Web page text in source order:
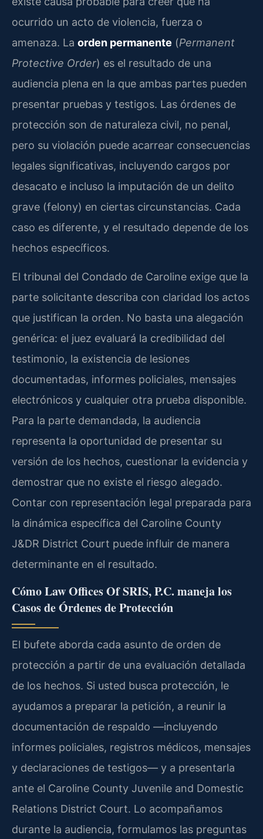
ocurrido un acto de violencia, fuerza o
amenaza. La orden permanente (Permanent
Protective Order) es el resultado de una
audiencia plena en la que ambas partes pueden
presentar pruebas y testigos. Las órdenes de
protección son de naturaleza civil, no penal,
pero su violación puede acarrear consecuencias
legales significativas, incluyendo cargos por
desacato e incluso la imputación de un delito
grave (felony) en ciertas circunstancias. Cada
caso es diferente, y el resultado depende de los
hechos específicos.
El tribunal del Condado de Caroline exige que la
parte solicitante describa con claridad los actos
que justifican la orden. No basta una alegación
genérica: el juez evaluará la credibilidad del
testimonio, la existencia de lesiones
documentadas, informes policiales, mensajes
electrónicos y cualquier otra prueba disponible.
Para la parte demandada, la audiencia
representa la oportunidad de presentar su
versión de los hechos, cuestionar la evidencia y
demostrar que no existe el riesgo alegado.
Contar con representación legal preparada para
la dinámica específica del Caroline County
J&DR District Court puede influir de manera
determinante en el resultado.
Cómo Law Offices Of SRIS, P.C. maneja los
Casos de Órdenes de Protección
El bufete aborda cada asunto de orden de
protección a partir de una evaluación detallada
de los hechos. Si usted busca protección, le
ayudamos a preparar la petición, a reunir la
documentación de respaldo —incluyendo
informes policiales, registros médicos, mensajes
y declaraciones de testigos— y a presentarla
ante el Caroline County Juvenile and Domestic
Relations District Court. Lo acompañamos
durante la audiencia, formulamos las preguntas